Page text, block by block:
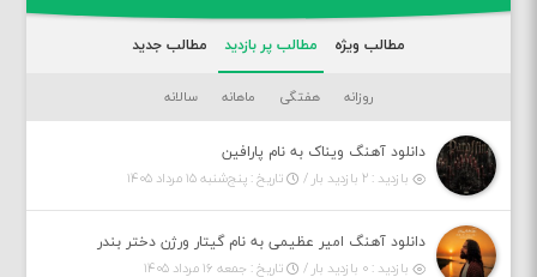
مطالب ویژه مطالب پر بازدید مطالب جدید
روزانه هفتگی ماهانه سالانه
دانلود آهنگ ویناک به نام پارافین
بازدید : ۲ بازدید بار /
تاریخ : پنج‌شنبه ۱۵ مرداد ۱۴۰۵
دانلود آهنگ امیر عظیمی به نام گیتار ورژن دختر بندر
بازدید : ۰ بازدید بار /
تاریخ : جمعه ۱۶ مرداد ۱۴۰۵